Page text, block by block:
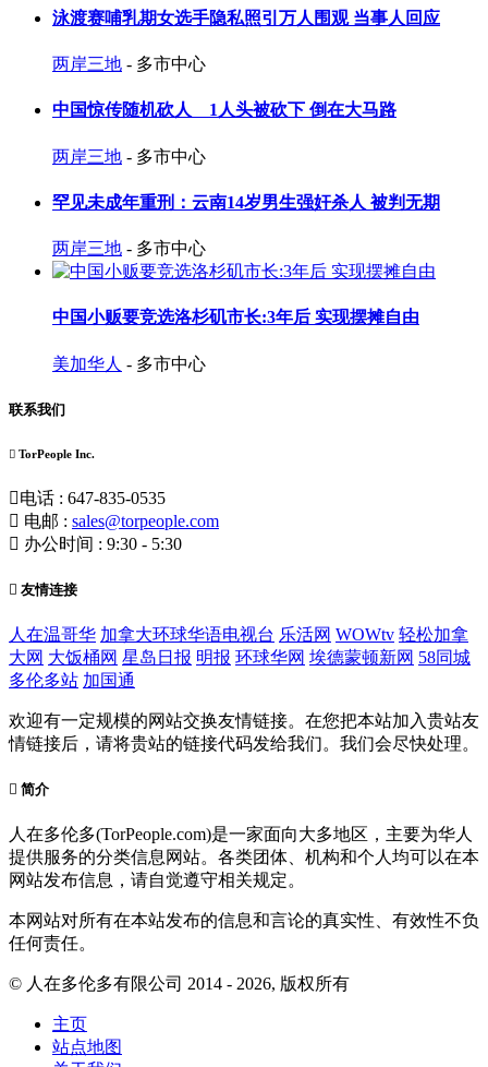
泳渡赛哺乳期女选手隐私照引万人围观 当事人回应
两岸三地 - 多市中心
中国惊传随机砍人 1人头被砍下 倒在大马路
两岸三地 - 多市中心
罕见未成年重刑：云南14岁男生强奸杀人 被判无期
两岸三地 - 多市中心
中国小贩要竞选洛杉矶市长:3年后 实现摆摊自由
美加华人 - 多市中心
联系我们
TorPeople Inc.
电话 : 647-835-0535
电邮 : sales@torpeople.com
办公时间 : 9:30 - 5:30
友情连接
人在温哥华 加拿大环球华语电视台 乐活网 WOWtv 轻松加拿
大网 大饭桶网 星岛日报 明报 环球华网 埃德蒙顿新网 58同城
多伦多站 加国通
欢迎有一定规模的网站交换友情链接。在您把本站加入贵站友
情链接后，请将贵站的链接代码发给我们。我们会尽快处理。
简介
人在多伦多(TorPeople.com)是一家面向大多地区，主要为华人
提供服务的分类信息网站。各类团体、机构和个人均可以在本
网站发布信息，请自觉遵守相关规定。
本网站对所有在本站发布的信息和言论的真实性、有效性不负
任何责任。
© 人在多伦多有限公司 2014 - 2026, 版权所有
主页
站点地图